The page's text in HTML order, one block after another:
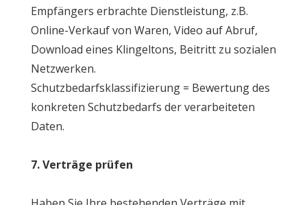
Empfängers erbrachte Dienstleistung, z.B.
Online-Verkauf von Waren, Video auf Abruf,
Download eines Klingeltons, Beitritt zu sozialen
Netzwerken.
Schutzbedarfsklassifizierung = Bewertung des
konkreten Schutzbedarfs der verarbeiteten
Daten.
7. Verträge prüfen